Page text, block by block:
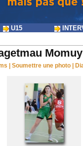
U15
Soumettre une photo